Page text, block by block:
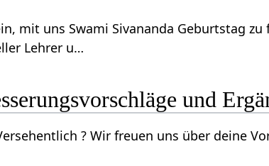
mit uns Swami Sivananda Geburtstag
Lehrer u…
Verbesserungsvorschläge und
Kennst du mehr zum Thema Versehentlich‏‎ ?